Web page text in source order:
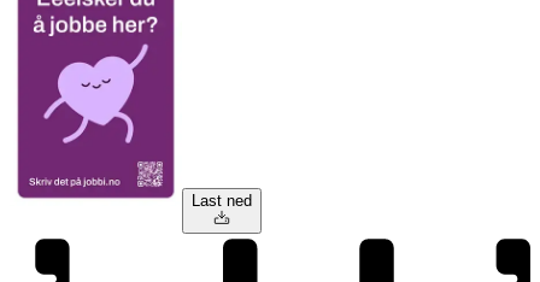
Last ned